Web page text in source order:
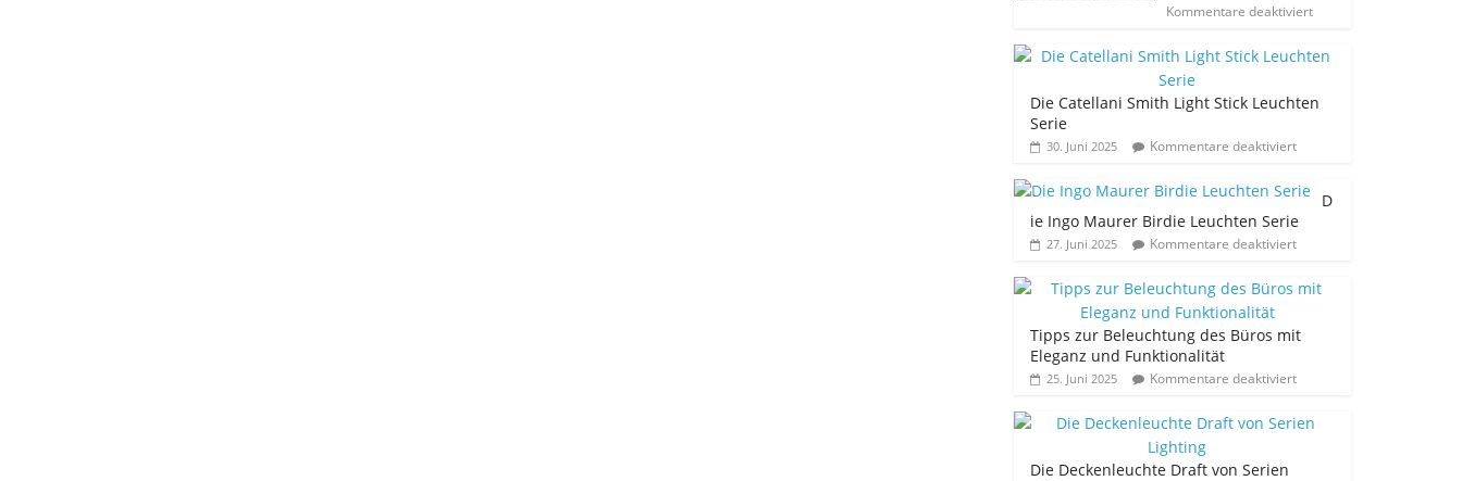
Kommentare deaktiviert
Die Catellani Smith Light Stick Leuchten
Serie
30. Juni 2025 Kommentare deaktiviert
D
ie Ingo Maurer Birdie Leuchten Serie
27. Juni 2025 Kommentare deaktiviert
Tipps zur Beleuchtung des Büros mit
Eleganz und Funktionalität
25. Juni 2025 Kommentare deaktiviert
Die Deckenleuchte Draft von Serien